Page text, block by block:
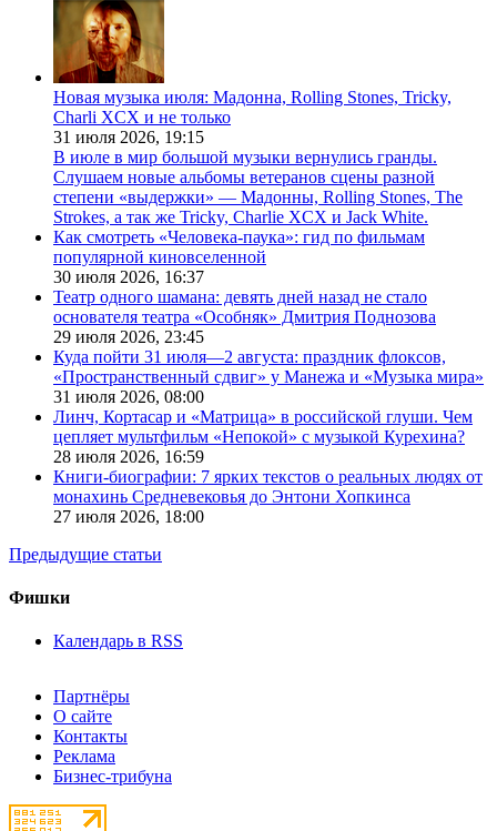
Новая музыка июля: Мадонна, Rolling Stones, Tricky,
Charli XCX и не только
31 июля 2026, 19:15
В июле в мир большой музыки вернулись гранды.
Слушаем новые альбомы ветеранов сцены разной
степени «выдержки» — Мадонны, Rolling Stones, The
Strokes, а так же Tricky, Charlie XCX и Jack White.
Как смотреть «Человека-паука»: гид по фильмам
популярной киновселенной
30 июля 2026, 16:37
Театр одного шамана: девять дней назад не стало
основателя театра «Особняк» Дмитрия Поднозова
29 июля 2026, 23:45
Куда пойти 31 июля—2 августа: праздник флоксов,
«Пространственный сдвиг» у Манежа и «Музыка мира»
31 июля 2026, 08:00
Линч, Кортасар и «Матрица» в российской глуши. Чем
цепляет мультфильм «Непокой» с музыкой Курехина?
28 июля 2026, 16:59
Книги-биографии: 7 ярких текстов о реальных людях от
монахинь Средневековья до Энтони Хопкинса
27 июля 2026, 18:00
Предыдущие статьи
Фишки
Календарь в RSS
Партнёры
О сайте
Контакты
Реклама
Бизнес-трибуна